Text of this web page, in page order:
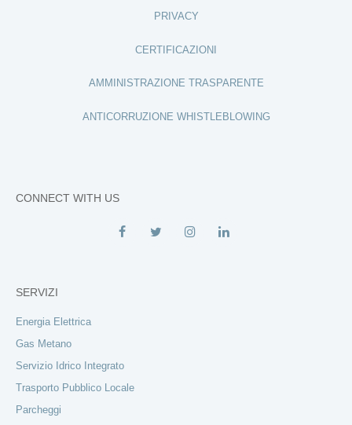
PRIVACY
CERTIFICAZIONI
AMMINISTRAZIONE TRASPARENTE
ANTICORRUZIONE WHISTLEBLOWING
CONNECT WITH US
SERVIZI
Energia Elettrica
Gas Metano
Servizio Idrico Integrato
Trasporto Pubblico Locale
Parcheggi